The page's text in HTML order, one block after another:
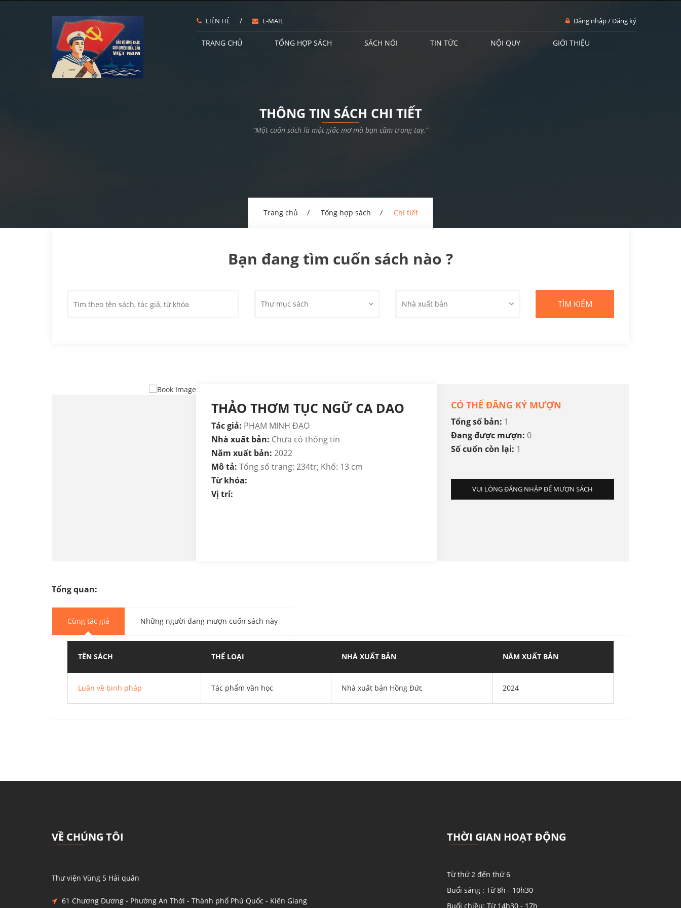
LIÊN HỆ / E-MAIL Đăng nhập / Đăng ký
TRANG CHỦ TỔNG HỢP SÁCH SÁCH NÓI TIN TỨC NỘI QUY GIỚI THIỆU
THÔNG TIN SÁCH CHI TIẾT
“Một cuốn sách là một giấc mơ mà bạn cầm trong tay.”
Trang chủ Tổng hợp sách Chi tiết
Bạn đang tìm cuốn sách nào ?
Thư mục sách Nhà xuất bản
THẢO THƠM TỤC NGỮ CA DAO
Tác giả: PHẠM MINH ĐẠO
Nhà xuất bản: Chưa có thông tin
Năm xuất bản: 2022
Mô tả: Tổng số trang: 234tr; Khổ: 13 cm
Từ khóa:
Vị trí:
CÓ THỂ ĐĂNG KÝ MƯỢN
Tổng số bản: 1
Đang được mượn: 0
Số cuốn còn lại: 1
VUI LÒNG ĐĂNG NHẬP ĐỂ MƯỢN SÁCH
Tổng quan:
Cùng tác giả Những người đang mượn cuốn sách này
TÊN SÁCH THỂ LOẠI NHÀ XUẤT BẢN NĂM XUẤT BẢN
Luận về binh pháp Tác phẩm văn học Nhà xuất bản Hồng Đức 2024
VỀ CHÚNG TÔI
Thư viện Vùng 5 Hải quân
61 Chương Dương - Phường An Thới - Thành phố Phú Quốc - Kiên Giang
THỜI GIAN HOẠT ĐỘNG
Từ thứ 2 đến thứ 6
Buổi sáng : Từ 8h - 10h30
Buổi chiều: Từ 14h30 - 17h